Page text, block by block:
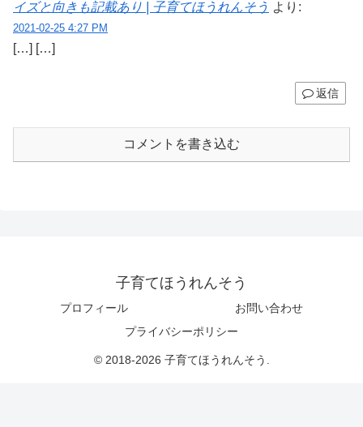
イズと向きも記載あり | 子育てほうれんそう より:
2021-02-25 4:27 PM
[…] […]
返信
コメントを書き込む
子育てほうれんそう
プロフィール
お問い合わせ
プライバシーポリシー
© 2018-2026 子育てほうれんそう.